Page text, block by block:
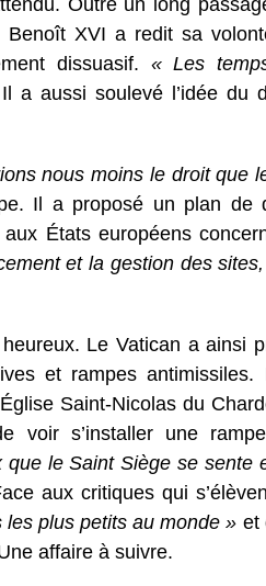
Outre un long
Benoît XVI a redit sa
dissuasif. « Les
a aussi soulevé l’idée du
nous moins le droit que
Il a proposé un plan de
États européens
et la gestion des
Le Vatican a ainsi
et rampes
Saint-Nicolas du
voir s’installer une
que le Saint Siège se sente
aux critiques qui
plus petits au monde » et
affaire à suivre.